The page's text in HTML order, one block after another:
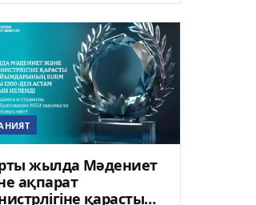
к...
жылда Мәдениет
ақпарат
қарасты